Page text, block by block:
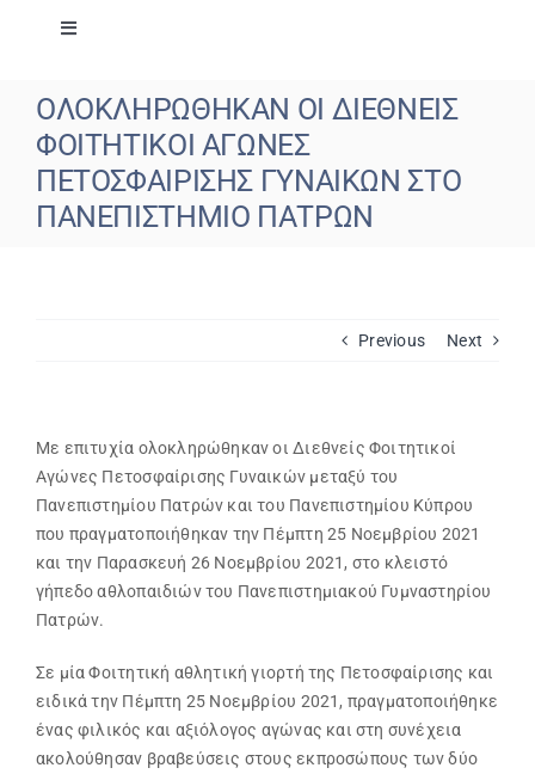
Toggle
Ανακοινώσεις
Ετήσιες Δράσεις
Αθλητικές Εγκαταστάσεις
Επικοινωνία
ΟΛΟΚΛΗΡΩΘΗΚΑΝ ΟΙ ΔΙΕΘΝΕΙΣ
ΦΟΙΤΗΤΙΚΟΙ ΑΓΩΝΕΣ
ΠΕΤΟΣΦΑΙΡΙΣΗΣ ΓΥΝΑΙΚΩΝ ΣΤΟ
ΠΑΝΕΠΙΣΤΗΜΙΟ ΠΑΤΡΩΝ
Previous Next
Με επιτυχία ολοκληρώθηκαν οι Διεθνείς Φοιτητικοί
Αγώνες Πετοσφαίρισης Γυναικών μεταξύ του
Πανεπιστημίου Πατρών και του Πανεπιστημίου Κύπρου
που πραγματοποιήθηκαν την Πέμπτη 25 Νοεμβρίου 2021
και την Παρασκευή 26 Νοεμβρίου 2021, στο κλειστό
γήπεδο αθλοπαιδιών του Πανεπιστημιακού Γυμναστηρίου
Πατρών.
Σε μία Φοιτητική αθλητική γιορτή της Πετοσφαίρισης και
ειδικά την Πέμπτη 25 Νοεμβρίου 2021, πραγματοποιήθηκε
ένας φιλικός και αξιόλογος αγώνας και στη συνέχεια
ακολούθησαν βραβεύσεις στους εκπροσώπους των δύο